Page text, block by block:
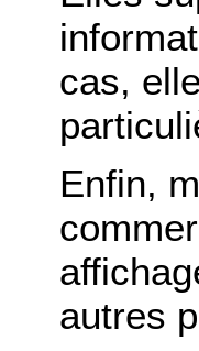
cas,
Enfin,
autres